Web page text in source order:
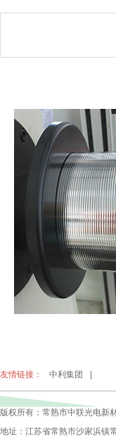
友情链接： 中利集团
版权所有：常熟市中联光电新
地址：江苏省常熟市沙家浜镇